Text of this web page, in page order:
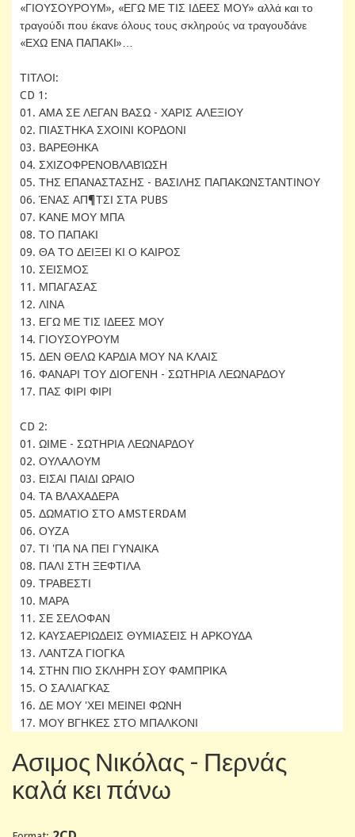
«ΓΙΟΥΣΟΥΡΟΥΜ», «ΕΓΩ ΜΕ ΤΙΣ ΙΔΕΕΣ ΜΟΥ» αλλά και το
τραγούδι που έκανε όλους τους σκληρούς να τραγουδάνε
«ΕΧΩ ΕΝΑ ΠΑΠΑΚΙ»…
ΤΙΤΛΟΙ:
CD 1:
01. ΑΜΑ ΣΕ ΛΕΓΑΝ ΒΑΣΩ - ΧΑΡΙΣ ΑΛΕΞΙΟΥ
02. ΠΙΑΣΤΗΚΑ ΣΧΟΙΝΙ ΚΟΡΔΟΝΙ
03. ΒΑΡΕΘΗΚΑ
04. ΣΧΙΖΟΦΡΕΝΟΒΛΑΒΊΩΣΗ
05. ΤΗΣ ΕΠΑΝΑΣΤΑΣΗΣ - ΒΑΣΙΛΗΣ ΠΑΠΑΚΩΝΣΤΑΝΤΙΝΟΥ
06. ΈΝΑΣ ΑΠ¶ΤΣΙ ΣΤΑ PUBS
07. ΚΑΝΕ ΜΟΥ ΜΠΑ
08. ΤΟ ΠΑΠΑΚΙ
09. ΘΑ ΤΟ ΔΕΙΞΕΙ ΚΙ Ο ΚΑΙΡΟΣ
10. ΣΕΙΣΜΟΣ
11. ΜΠΑΓΑΣΑΣ
12. ΛΙΝΑ
13. ΕΓΩ ΜΕ ΤΙΣ ΙΔΕΕΣ ΜΟΥ
14. ΓΙΟΥΣΟΥΡΟΥΜ
15. ΔΕΝ ΘΕΛΩ ΚΑΡΔΙΑ ΜΟΥ ΝΑ ΚΛΑΙΣ
16. ΦΑΝΑΡΙ ΤΟΥ ΔΙΟΓΕΝΗ - ΣΩΤΗΡΙΑ ΛΕΩΝΑΡΔΟΥ
17. ΠΑΣ ΦΙΡΙ ΦΙΡΙ
CD 2:
01. ΩΙΜΕ - ΣΩΤΗΡΙΑ ΛΕΩΝΑΡΔΟΥ
02. ΟΥΛΑΛΟΥΜ
03. ΕΙΣΑΙ ΠΑΙΔΙ ΩΡΑΙΟ
04. ΤΑ ΒΛΑΧΑΔΕΡΑ
05. ΔΩΜΑΤΙΟ ΣΤΟ AMSTERDAM
06. ΟΥΖΑ
07. ΤΙ 'ΠΑ ΝΑ ΠΕΙ ΓΥΝΑΙΚΑ
08. ΠΑΛΙ ΣΤΗ ΞΕΦΤΙΛΑ
09. ΤΡΑΒΕΣΤΙ
10. ΜΑΡΑ
11. ΣΕ ΣΕΛΟΦΑΝ
12. ΚΑΥΣΑΕΡΙΩΔΕΙΣ ΘΥΜΙΑΣΕΙΣ Η ΑΡΚΟΥΔΑ
13. ΛΑΝΤΖΑ ΓΙΟΓΚΑ
14. ΣΤΗΝ ΠΙΟ ΣΚΛΗΡΗ ΣΟΥ ΦΑΜΠΡΙΚΑ
15. Ο ΣΑΛΙΑΓΚΑΣ
16. ΔΕ ΜΟΥ 'ΧΕΙ ΜΕΙΝΕΙ ΦΩΝΗ
17. ΜΟΥ ΒΓΗΚΕΣ ΣΤΟ ΜΠΑΛΚΟΝΙ
Ασιμος Νικόλας - Περνάς
καλά κει πάνω